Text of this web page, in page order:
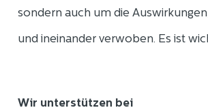
sondern auch um die
und ineinander verwoben. Es ist
Wir unterstützen bei